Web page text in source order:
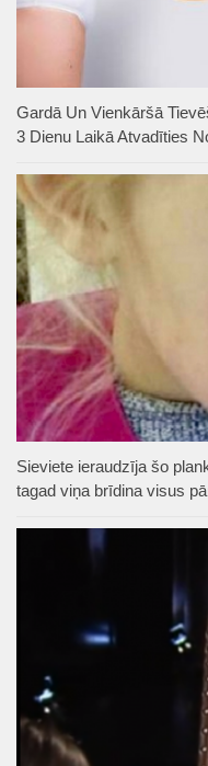
Gardā Un Vienkāršā
3 Dienu Laikā Atvadīties
Sieviete ieraudzīja šo
tagad viņa brīdina visus